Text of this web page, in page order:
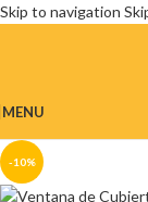
Skip to navigation
MENU
-10%